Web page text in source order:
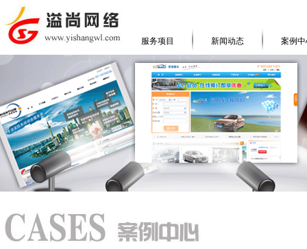
服务项目 新闻动态 案例